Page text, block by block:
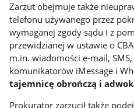
Zarzut obejmuje także
telefonu używanego przez
wymaganej zgody sądu i z
przewidzianej w ustawie o
m.in. wiadomości e-mail,
komunikatorów iMessage i
tajemnicę obrończą i
Prokurator zarzucił także